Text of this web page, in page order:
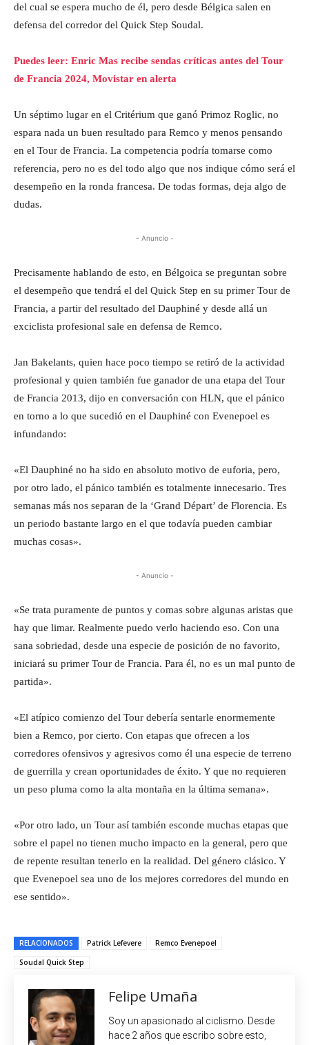
del cual se espera mucho de él, pero desde Bélgica salen en
defensa del corredor del Quick Step Soudal.
Puedes leer: Enric Mas recibe sendas críticas antes del Tour
de Francia 2024, Movistar en alerta
Un séptimo lugar en el Critérium que ganó Primoz Roglic, no
espara nada un buen resultado para Remco y menos pensando
en el Tour de Francia. La competencia podría tomarse como
referencia, pero no es del todo algo que nos indique cómo será el
desempeño en la ronda francesa. De todas formas, deja algo de
dudas.
- Anuncio -
Precisamente hablando de esto, en Bélgoica se preguntan sobre
el desempeño que tendrá el del Quick Step en su primer Tour de
Francia, a partir del resultado del Dauphiné y desde allá un
exciclista profesional sale en defensa de Remco.
Jan Bakelants, quien hace poco tiempo se retiró de la actividad
profesional y quien también fue ganador de una etapa del Tour
de Francia 2013, dijo en conversación con HLN, que el pánico
en torno a lo que sucedió en el Dauphiné con Evenepoel es
infundando:
«El Dauphiné no ha sido en absoluto motivo de euforia, pero,
por otro lado, el pánico también es totalmente innecesario. Tres
semanas más nos separan de la ‘Grand Départ’ de Florencia. Es
un periodo bastante largo en el que todavía pueden cambiar
muchas cosas».
- Anuncio -
«Se trata puramente de puntos y comas sobre algunas aristas que
hay que limar. Realmente puedo verlo haciendo eso. Con una
sana sobriedad, desde una especie de posición de no favorito,
iniciará su primer Tour de Francia. Para él, no es un mal punto de
partida».
«El atípico comienzo del Tour debería sentarle enormemente
bien a Remco, por cierto. Con etapas que ofrecen a los
corredores ofensivos y agresivos como él una especie de terreno
de guerrilla y crean oportunidades de éxito. Y que no requieren
un peso pluma como la alta montaña en la última semana».
«Por otro lado, un Tour así también esconde muchas etapas que
sobre el papel no tienen mucho impacto en la general, pero que
de repente resultan tenerlo en la realidad. Del género clásico. Y
que Evenepoel sea uno de los mejores corredores del mundo en
ese sentido».
RELACIONADOS Patrick Lefevere
Remco Evenepoel
Soudal Quick Step
Felipe Umaña
Soy un apasionado al ciclismo. Desde
hace 2 años que escribo sobre esto,